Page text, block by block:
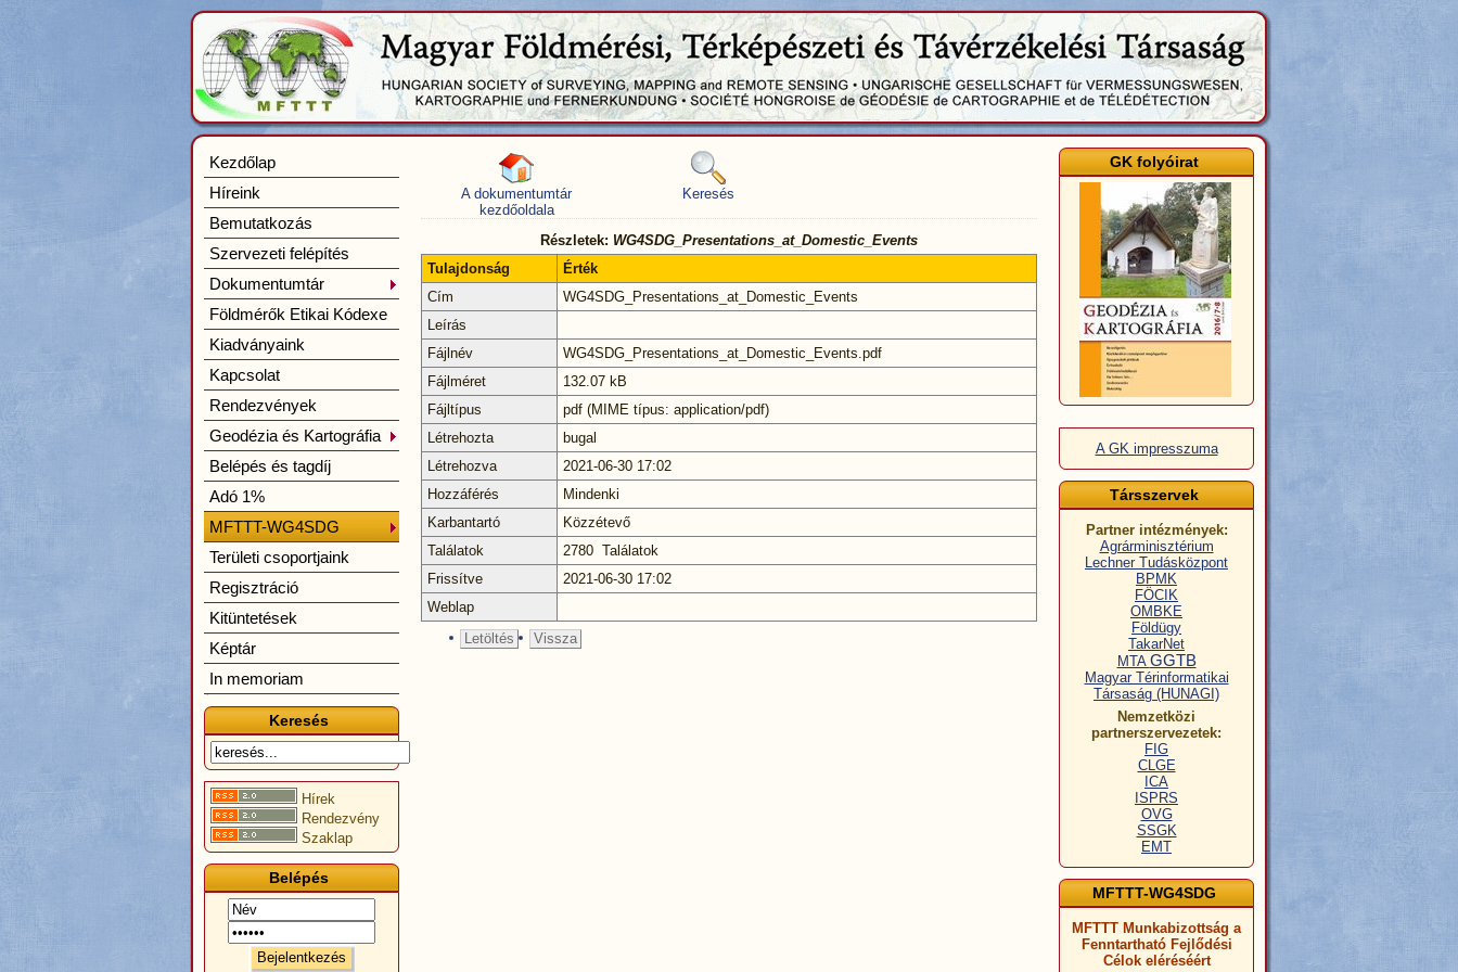
Kezdőlap
Híreink
Bemutatkozás
Szervezeti felépítés
Dokumentumtár
Földmérők Etikai Kódexe
Kiadványaink
Kapcsolat
Rendezvények
Geodézia és Kartográfia
Belépés és tagdíj
Adó 1%
MFTTT-WG4SDG
Területi csoportjaink
Regisztráció
Kitüntetések
Képtár
In memoriam
Keresés
Hírek
Rendezvény
Szaklap
Belépés
A dokumentumtár
kezdőoldala
Keresés
Részletek: WG4SDG_Presentations_at_Domestic_Events
Tulajdonság
Érték
Cím
WG4SDG_Presentations_at_Domestic_Events
Leírás
Fájlnév
WG4SDG_Presentations_at_Domestic_Events.pdf
Fájlméret
132.07 kB
Fájltípus
pdf (MIME típus: application/pdf)
Létrehozta
bugal
Létrehozva
2021-06-30 17:02
Hozzáférés
Mindenki
Karbantartó
Közzétevő
Találatok
2780 Találatok
Frissítve
2021-06-30 17:02
Weblap
Letöltés
Vissza
GK folyóirat
A GK impresszuma
Társszervek
Partner intézmények:
Agrárminisztérium
Lechner Tudásközpont
BPMK
FÖCIK
OMBKE
Földügy
TakarNet
MTA GGTB
Magyar Térinformatikai
Társaság (HUNAGI)
Nemzetközi
partnerszervezetek:
FIG
CLGE
ICA
ISPRS
OVG
SSGK
EMT
MFTTT-WG4SDG
MFTTT Munkabizottság a
Fenntartható Fejlődési
Célok eléréséért